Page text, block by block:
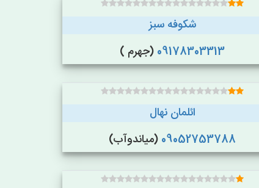
شکوفه سبز
09178303313 (جهرم )
ائلمان نهال
09052753788 (میاندوآب)